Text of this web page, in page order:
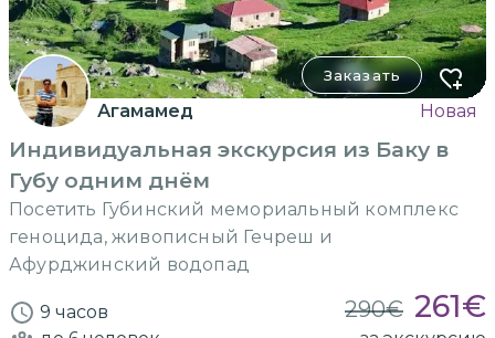
Заказать
Агамамед Новая
Индивидуальная экскурсия из Баку в
Губу одним днём
Посетить Губинский мемориальный комплекс
геноцида, живописный Гечреш и
Афурджинский водопад
9 часов 290€ 261€